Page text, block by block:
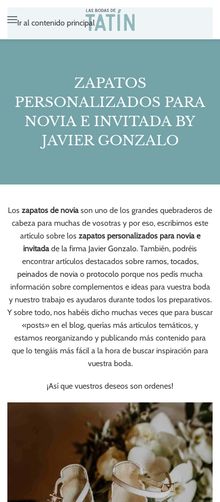
Ir al contenido principal
ZAPATOS
PERSONALIZADOS PARA
NOVIA E INVITADA BY
JAVIER GONZALO
Los zapatos de noviason uno de los grandes quebraderos de
cabeza para muchas de vosotras y por eso, escribimos este
artículo sobre los zapatos personalizados para novia e
invitadade la firma Javier Gonzalo. También, podréis
encontrar artículos destacados sobre ramos, tocados,
peinados de novia o protocolo porque nos pedís mucha
información sobre complementos e ideas para vuestra boda
y nuestro trabajo es ayudaros durante todos los preparativos.
Y sobre todo, nos habéis dicho muchas veces que para buscar
«posts» en el blog, querías más artículos temáticos, y
estamos reorganizando y publicando más contenido para
que lo tengáis más fácil a la hora de buscar inspiración para
vuestra boda.
¡Así que vuestros deseos son ordenes!